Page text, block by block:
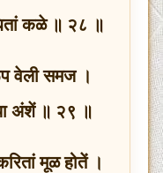
कळे ॥ २८ ॥
वेली समज ।
अंशें ॥ २९ ॥
मूळ होतें ।